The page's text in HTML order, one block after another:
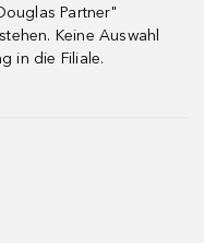
Partner"
Keine Auswahl
in die Filiale.